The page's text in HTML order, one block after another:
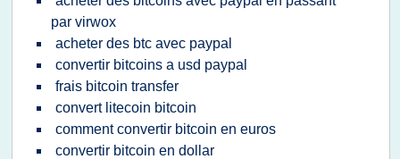
par virwox
acheter des btc avec paypal
convertir bitcoins a usd paypal
frais bitcoin transfer
convert litecoin bitcoin
comment convertir bitcoin en euros
convertir bitcoin en dollar